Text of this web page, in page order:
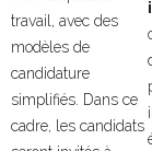
travail, avec des
modèles de
candidature
simplifiés. Dans ce
cadre, les candidats